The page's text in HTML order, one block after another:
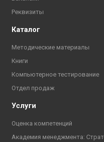
Реквизиты
Каталог
Методические материалы
Книги
Компьютерное тестирование
Отдел продаж
Услуги
Оценка компетенций
Академия менеджмента: